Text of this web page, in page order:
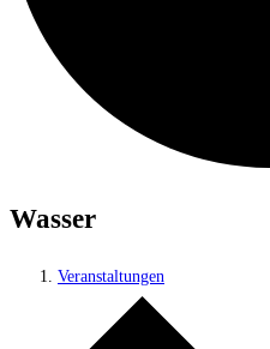
Wasser
Veranstaltungen